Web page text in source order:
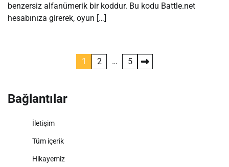
benzersiz alfanümerik bir koddur. Bu kodu Battle.net
hesabınıza girerek, oyun […]
1 2 … 5
Bağlantılar
İletişim
Tüm içerik
Hikayemiz